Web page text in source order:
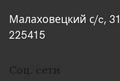
Малаховецкий с/c,
225415
Соц. сети